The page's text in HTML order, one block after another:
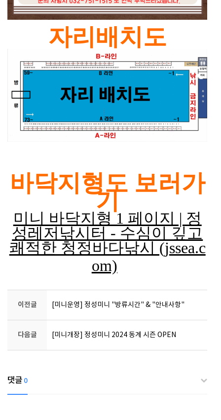
자리배치도
바닥지형도 보러가
기
미니 바닥지형 1 페이지 | 정
성레저낚시터 - 수심이 깊고
쾌적한 청정바다낚시 (jssea.c
om)
이전글 [미니운영] 정성미니 "방류시간" & "안내사항"
다음글 [미니개장] 정성미니 2024 동계 시즌 OPEN
댓글 0